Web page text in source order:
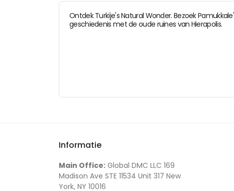
Ontdek Turkije's Natural Wonder. Bezoek
geschiedenis met de oude ruïnes van Hierapolis.
Informatie
Main Office: Global DMC LLC 169
Madison Ave STE 11534 Unit 317 New
York, NY 10016